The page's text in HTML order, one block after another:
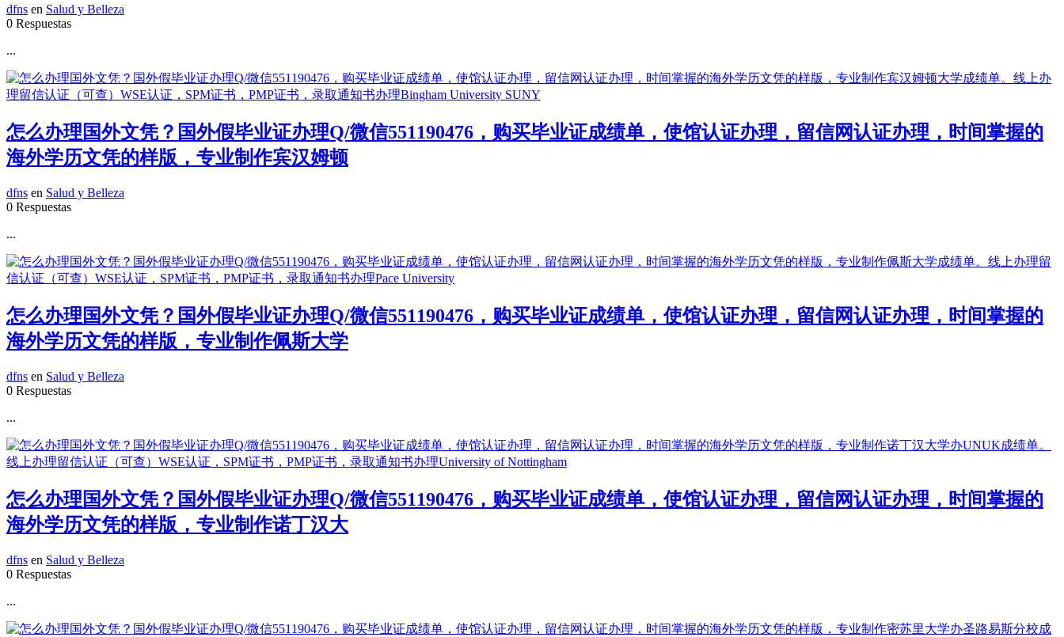
dfns en Salud y Belleza
0 Respuestas
...
怎么办理国外文凭？国外假毕业证办理Q/微信551190476，购买毕业证成绩单，使馆认证办理，留信网认证办理，时间掌握的
海外学历文凭的样版，专业制作宾汉姆顿
dfns en Salud y Belleza
0 Respuestas
...
怎么办理国外文凭？国外假毕业证办理Q/微信551190476，购买毕业证成绩单，使馆认证办理，留信网认证办理，时间掌握的
海外学历文凭的样版，专业制作佩斯大学
dfns en Salud y Belleza
0 Respuestas
...
怎么办理国外文凭？国外假毕业证办理Q/微信551190476，购买毕业证成绩单，使馆认证办理，留信网认证办理，时间掌握的
海外学历文凭的样版，专业制作诺丁汉大
dfns en Salud y Belleza
0 Respuestas
...